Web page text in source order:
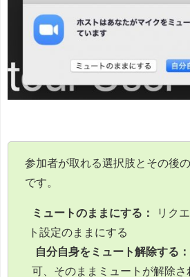
参加者が取れる選択肢とその後
です。
ミュートのままにする：
リク
ト設定のままにする
自分自身をミュート解除する：
可、そのままミュートが解除さ